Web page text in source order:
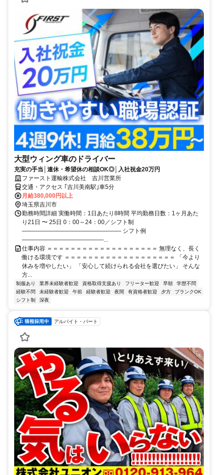
大型ウィング車のドライバー
充実の手当│連休・希望休の相談OK◎│入社祝金20万円
ファースト運輸株式会社 吉川営業所
交通・アクセス ｢吉川美南駅｣車5分
月給380,000円以上
埼玉県吉川市
勤務時間詳細 実働時間：1日あたり8時間 平均勤務日数：1ヶ月あた
り21日 〜 25日 0：00～24：00／シフト制
――――――――――――――――― シフト例
――――――――――――――...
仕事内容 ＝＝＝＝＝＝＝＝＝＝＝＝＝＝＝＝＝＝＝ 無理なく、長く
働ける環境です ＝＝＝＝＝＝＝＝＝＝＝＝＝＝＝＝＝＝＝ 「今より
休みを増やしたい」 「安心して続けられる会社を選びたい」 そんな
方...
制服あり 業界未経験者歓迎 資格取得支援あり フリーター歓迎 早朝
学歴不問
経験不問
未経験者歓迎 午前 経験者歓迎 夜間 有資格者歓迎 夕方
ブランクOK
シフト制
深夜
アルバイト・パート